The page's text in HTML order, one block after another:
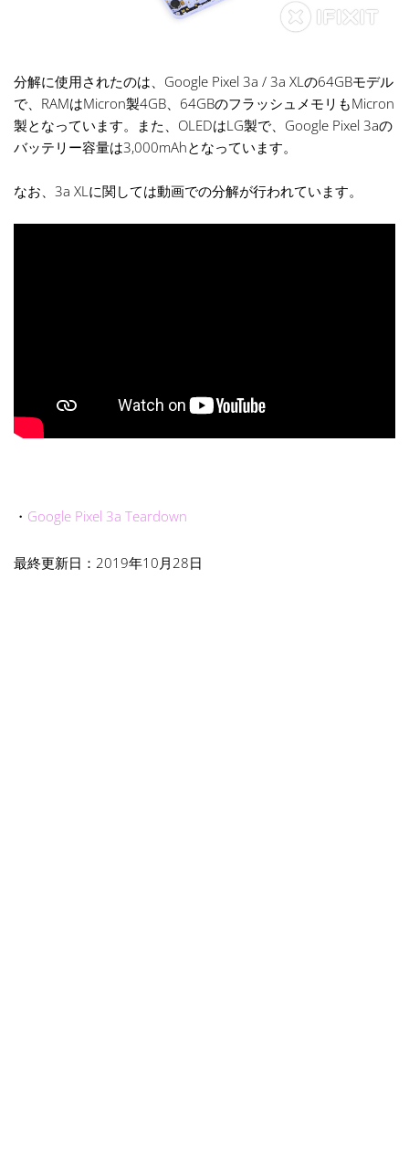
分解に使用されたのは、Google Pixel 3a / 3a XLの64GBモデル
で、RAMはMicron製4GB、64GBのフラッシュメモリもMicron
製となっています。また、OLEDはLG製で、Google Pixel 3aの
バッテリー容量は3,000mAhとなっています。
なお、3a XLに関しては動画での分解が行われています。
・ Google Pixel 3a Teardown
最終更新日：2019年10月28日